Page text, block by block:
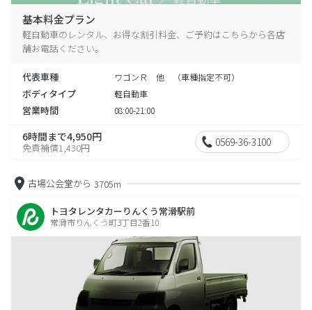
基本料金プラン
軽自動車のレンタル、お得な割引料金、ご予約はこちらから各店
舗お電話ください。
代表車種 ワゴンＲ 他 （車種指定不可）
ボディタイプ 軽自動車
営業時間 08:00-21:00
6時間まで4,950円
免責補償1,430円 0569-36-3100
古場公会堂から 3705m
トヨタレンタカーりんくう常滑駅前
常滑市りんくう町3丁目2番10